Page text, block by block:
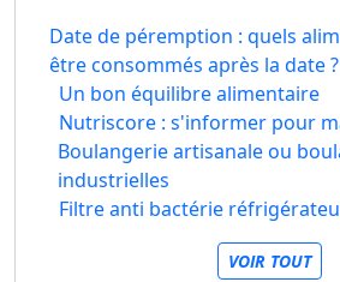
Date de péremption : quels
être consommés après la date ?
Un bon équilibre alimentaire
Nutriscore : s'informer pour
Boulangerie artisanale ou
industrielles
Filtre anti bactérie
VOIR TOUT